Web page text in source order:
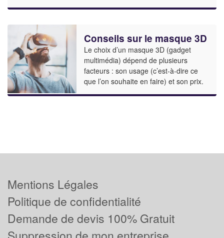
Conseils sur le masque 3D
Le choix d’un masque 3D (gadget
multimédia) dépend de plusieurs
facteurs : son usage (c’est-à-dire ce
que l’on souhaite en faire) et son prix.
Mentions Légales
Politique de confidentialité
Demande de devis 100% Gratuit